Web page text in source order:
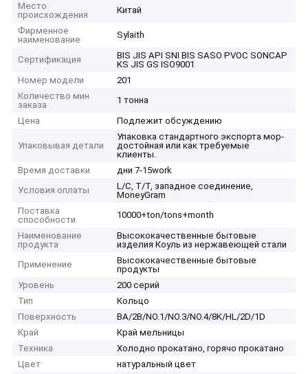
Место
происхождения
Китай
Фирменное
наименование
Sylaith
Сертификация
BIS JIS API SNI BIS SASO PVOC SONCAP
KS JIS GS ISO9001
Номер модели
201
Количество мин
заказа
1 тонна
Цена
Подлежит обсуждению
Упаковывая детали
Упаковка стандартного экспорта мор-
достойная или как требуемые
клиенты.
Время доставки
дни 7-15work
Условия оплаты
L/C, T/T, западное соединение,
MoneyGram
Поставка
способности
10000+ton/tons+month
Наименование
продукта
Высококачественные бытовые
изделия Коуль из нержавеющей стали
Применение
Высококачественные бытовые
продукты
Уровень
200 серий
Тип
Кольцо
Поверхность
BA/2B/NO.1/NO.3/NO.4/8K/HL/2D/1D
Край
Край мельницы
Техника
Холодно прокатано, горячо прокатано
Цвет
натуральный цвет